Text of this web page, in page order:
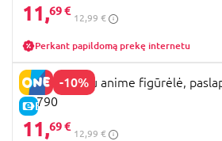
11,69 €
12,99 €
Perkant papildomą prekę internetu
-10%
E-KAINA
YUME Haikyu anime figūrėlė,
11790
11,69 €
12,99 €